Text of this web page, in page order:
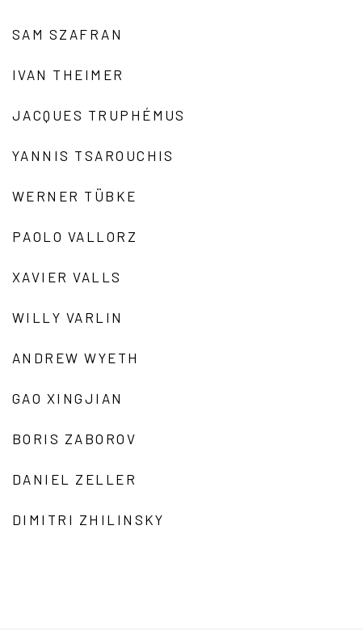
SAM SZAFRAN
IVAN THEIMER
JACQUES TRUPHÉMUS
YANNIS TSAROUCHIS
WERNER TÜBKE
PAOLO VALLORZ
XAVIER VALLS
WILLY VARLIN
ANDREW WYETH
GAO XINGJIAN
BORIS ZABOROV
DANIEL ZELLER
DIMITRI ZHILINSKY